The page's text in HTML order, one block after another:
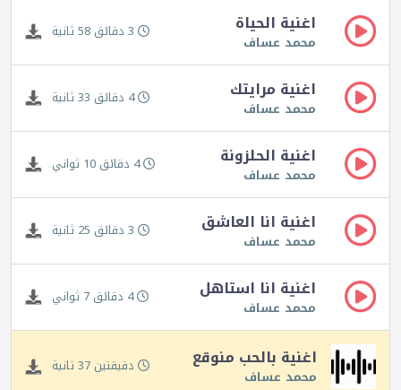
اغنية الحياة
محمد عساف 3 دقائق 58 ثانية
اغنية مرايتك
محمد عساف 4 دقائق 33 ثانية
اغنية الحلزونة
محمد عساف 4 دقائق 10 ثواني
اغنية انا العاشق
محمد عساف 3 دقائق 25 ثانية
اغنية انا استاهل
محمد عساف 4 دقائق 7 ثواني
اغنية بالحب منوقع
محمد عساف دقيقتين 37 ثانية